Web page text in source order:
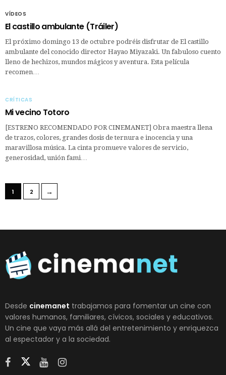
VÍDEOS
El castillo ambulante (Tráiler)
El próximo domingo 13 de octubre podréis disfrutar de El castillo
ambulante del conocido director Hayao Miyazaki. Un fabuloso cuento
lleno de hechizos, mundos mágicos y aventura. Esta película
recomen…
CRÍTICAS
Mi vecino Totoro
[ESTRENO RECOMENDADO POR CINEMANET] Obra maestra llena
de trazos, colores, grandes dosis de ternura e inocencia y una
maravillosa música. La cinta promueve valores de servicio,
generosidad, unión fami…
1 2 →
Desde cinemanet trabajamos para fomentar un cine con
valores humanos, familiares, cívicos, sociales y educativos.
Un cine que vaya más allá del entretenimiento y enriquezca
al espectador y a la sociedad.